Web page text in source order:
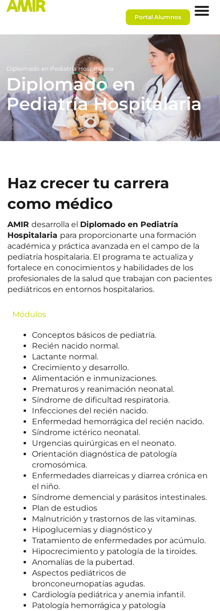
Portal Alumnos
Diplomado en Pediatría Hospitalaria
Diplomado en
Pediatría Hospitalaria
Haz crecer tu carrera
como médico
AMIR desarrolla el Diplomado en Pediatría
Hospitalaria para proporcionarte una formación
académica y práctica avanzada en el campo de la
pediatría hospitalaria. El programa te actualiza y
fortalece en conocimientos y habilidades de los
profesionales de la salud que trabajan con pacientes
pediátricos en entornos hospitalarios.
Módulos
Conceptos básicos de pediatría.
Recién nacido normal.
Lactante normal.
Crecimiento y desarrollo.
Alimentación e inmunizaciones.
Prematuros y reanimación neonatal.
Síndrome de dificultad respiratoria.
Infecciones del recién nacido.
Enfermedad hemorrágica del recién nacido.
Síndrome ictérico neonatal.
Urgencias quirúrgicas en el neonato.
Orientación diagnóstica de patología
cromosómica.
Enfermedades diarreicas y diarrea crónica en
el niño.
Síndrome demencial y parásitos intestinales.
Plan de estudios
Malnutrición y trastornos de las vitaminas.
Hipoglucemias y diagnóstico y
Tratamiento de enfermedades por acúmulo.
Hipocrecimiento y patología de la tiroides.
Anomalías de la pubertad.
Aspectos pediátricos de
bronconeumopatías agudas.
Cardiología pediátrica y anemia infantil.
Patología hemorrágica y patología